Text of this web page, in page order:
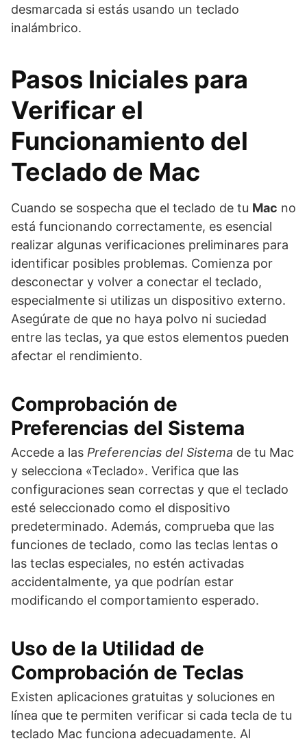
desmarcada si estás usando un teclado
inalámbrico.
Pasos Iniciales para
Verificar el
Funcionamiento del
Teclado de Mac
Cuando se sospecha que el teclado de tu Mac no
está funcionando correctamente, es esencial
realizar algunas verificaciones preliminares para
identificar posibles problemas. Comienza por
desconectar y volver a conectar el teclado,
especialmente si utilizas un dispositivo externo.
Asegúrate de que no haya polvo ni suciedad
entre las teclas, ya que estos elementos pueden
afectar el rendimiento.
Comprobación de
Preferencias del Sistema
Accede a las Preferencias del Sistema de tu Mac
y selecciona «Teclado». Verifica que las
configuraciones sean correctas y que el teclado
esté seleccionado como el dispositivo
predeterminado. Además, comprueba que las
funciones de teclado, como las teclas lentas o
las teclas especiales, no estén activadas
accidentalmente, ya que podrían estar
modificando el comportamiento esperado.
Uso de la Utilidad de
Comprobación de Teclas
Existen aplicaciones gratuitas y soluciones en
línea que te permiten verificar si cada tecla de tu
teclado Mac funciona adecuadamente. Al